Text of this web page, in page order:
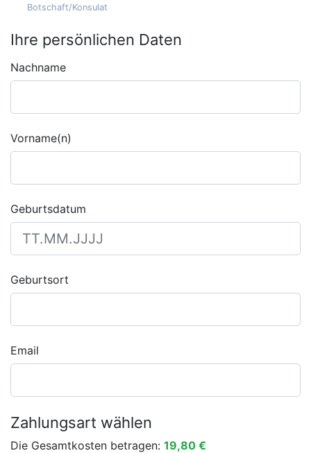
Botschaft/Konsulat
Ihre persönlichen Daten
Nachname
Vorname(n)
Geburtsdatum
Geburtsort
Email
Zahlungsart wählen
Die Gesamtkosten betragen: 19,80 €